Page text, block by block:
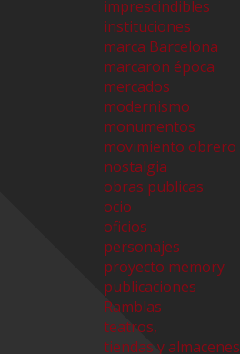
imprescindibles
instituciones
marca Barcelona
marcaron época
mercados
modernismo
monumentos
movimiento obrero
nostalgia
obras publicas
ocio
oficios
personajes
proyecto memory
publicaciones
Ramblas
teatros,
tiendas y almacenes